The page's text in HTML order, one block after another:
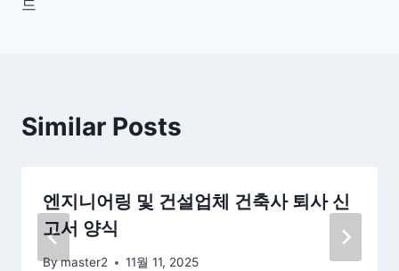
드
Similar Posts
엔지니어링 및 건설업체 건축사 퇴사 신
고서 양식
Bymaster2 11월 11, 2025